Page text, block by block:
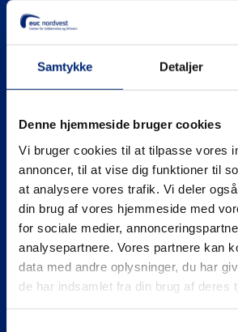
Samtykke Detaljer
Denne hjemmeside bruger cookies
Vi bruger cookies til at tilpasse vores
annoncer, til at vise dig funktioner til
at analysere vores trafik. Vi deler
din brug af vores hjemmeside med
for sociale medier,
analysepartnere. Vores partnere kan
data med andre oplysninger, du har
de har indsamlet fra din brug af deres
Administration
euc@eucnordvest.dk
CVR nr.: 3930 1016
Se mere på
Gymnasiale uddannelser (HHX |
Erhvervsuddannelser (EUD | EUX)